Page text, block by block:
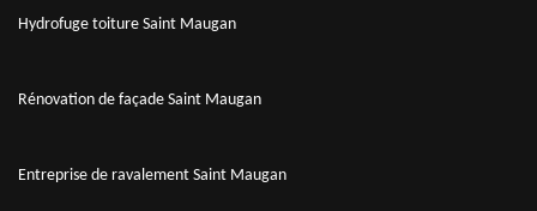
Hydrofuge toiture Saint Maugan
Rénovation de façade Saint Maugan
Entreprise de ravalement Saint Maugan